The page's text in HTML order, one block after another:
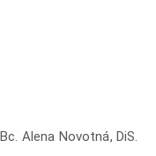
Bc. Alena Novotná, DiS.